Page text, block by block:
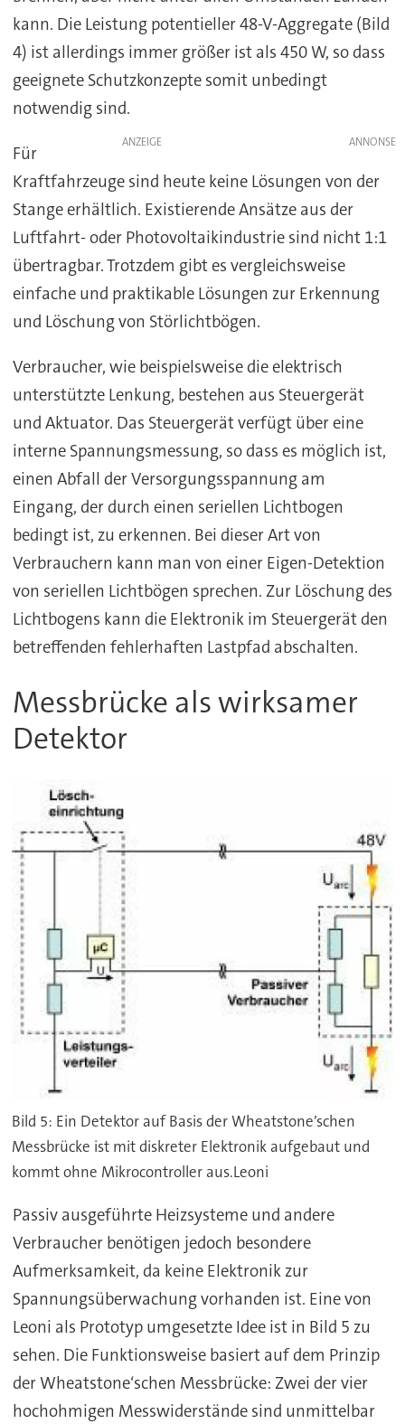
kann. Die Leistung potentieller 48-V-Aggregate (Bild
4) ist allerdings immer größer ist als 450 W, so dass
geeignete Schutzkonzepte somit unbedingt
notwendig sind.
ANZEIGE
Für
Kraftfahrzeuge sind heute keine Lösungen von der
Stange erhältlich. Existierende Ansätze aus der
Luftfahrt- oder Photovoltaikindustrie sind nicht 1:1
übertragbar. Trotzdem gibt es vergleichsweise
einfache und praktikable Lösungen zur Erkennung
und Löschung von Störlichtbögen.
Verbraucher, wie beispielsweise die elektrisch
unterstützte Lenkung, bestehen aus Steuergerät
und Aktuator. Das Steuergerät verfügt über eine
interne Spannungsmessung, so dass es möglich ist,
einen Abfall der Versorgungsspannung am
Eingang, der durch einen seriellen Lichtbogen
bedingt ist, zu erkennen. Bei dieser Art von
Verbrauchern kann man von einer Eigen-Detektion
von seriellen Lichtbögen sprechen. Zur Löschung des
Lichtbogens kann die Elektronik im Steuergerät den
betreffenden fehlerhaften Lastpfad abschalten.
Messbrücke als wirksamer
Detektor
Bild 5: Ein Detektor auf Basis der Wheatstone’schen
Messbrücke ist mit diskreter Elektronik aufgebaut und
kommt ohne Mikrocontroller aus.Leoni
Passiv ausgeführte Heizsysteme und andere
Verbraucher benötigen jedoch besondere
Aufmerksamkeit, da keine Elektronik zur
Spannungsüberwachung vorhanden ist. Eine von
Leoni als Prototyp umgesetzte Idee ist in Bild 5 zu
sehen. Die Funktionsweise basiert auf dem Prinzip
der Wheatstone‘schen Messbrücke: Zwei der vier
hochohmigen Messwiderstände sind unmittelbar